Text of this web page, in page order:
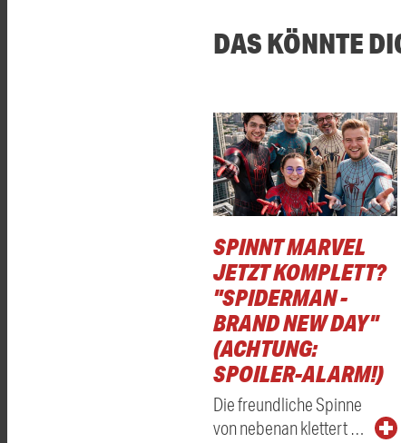
DAS KÖNNTE
SPINNT MARVEL
JETZT KOMPLETT?
"SPIDERMAN -
BRAND NEW DAY"
(ACHTUNG:
SPOILER-ALARM!)
Die freundliche Spinne
von nebenan klettert …